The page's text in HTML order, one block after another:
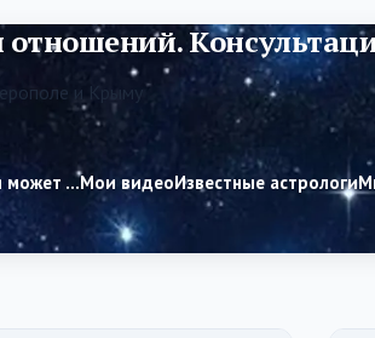
отношений.
и Крыму
может …Мои видеоИзвестные астрологи